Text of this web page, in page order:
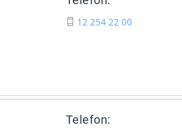
12 254 22 00
Telefon: